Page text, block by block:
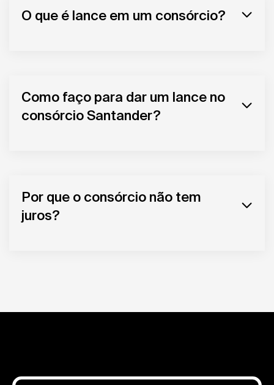
O que é lance em um consórcio?
Como faço para dar um lance no
consórcio Santander?
Por que o consórcio não tem
juros?